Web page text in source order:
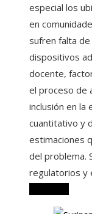
especial los
en
sufren falta de
dispositivos
docente,
el proceso de
inclusión en la
cuantitativo y
estimaciones
del problema.
regulatorios y